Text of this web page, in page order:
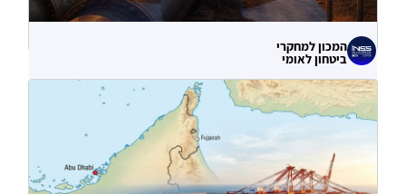
המכון למחקרי
ביטחון לאומי
לא רק הנזק המיידי: מה מלמדות תקיפות
הסייבר נגד תשתיות המים בארצות הברית?